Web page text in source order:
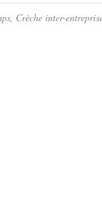
Crèche inter-